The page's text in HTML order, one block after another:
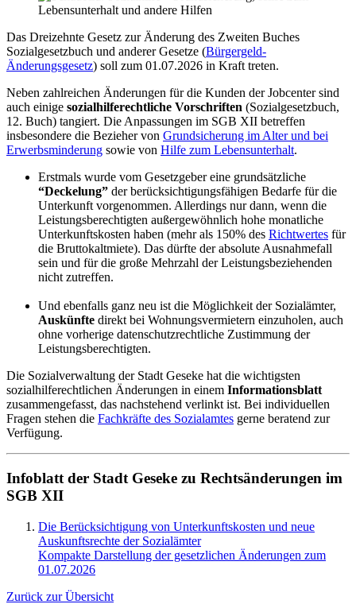
Das Dreizehnte Gesetz zur Änderung des Zweiten Buches
Sozialgesetzbuch und anderer Gesetze (Bürgergeld-
Änderungsgesetz) soll zum 01.07.2026 in Kraft treten.
Neben zahlreichen Änderungen für die Kunden der Jobcenter sind
auch einige sozialhilferechtliche Vorschriften (Sozialgesetzbuch,
12. Buch) tangiert. Die Anpassungen im SGB XII betreffen
insbesondere die Bezieher von Grundsicherung im Alter und bei
Erwerbsminderung sowie von Hilfe zum Lebensunterhalt.
Erstmals wurde vom Gesetzgeber eine grundsätzliche
“Deckelung” der berücksichtigungsfähigen Bedarfe für die
Unterkunft vorgenommen. Allerdings nur dann, wenn die
Leistungsberechtigten außergewöhnlich hohe monatliche
Unterkunftskosten haben (mehr als 150% des Richtwertes für
die Bruttokaltmiete). Das dürfte der absolute Ausnahmefall
sein und für die große Mehrzahl der Leistungsbeziehenden
nicht zutreffen.
Und ebenfalls ganz neu ist die Möglichkeit der Sozialämter,
Auskünfte direkt bei Wohnungsvermietern einzuholen, auch
ohne vorherige datenschutzrechtliche Zustimmung der
Leistungsberechtigten.
Die Sozialverwaltung der Stadt Geseke hat die wichtigsten
sozialhilferechtlichen Änderungen in einem Informationsblatt
zusammengefasst, das nachstehend verlinkt ist. Bei individuellen
Fragen stehen die Fachkräfte des Sozialamtes gerne beratend zur
Verfügung.
Infoblatt der Stadt Geseke zu Rechtsänderungen im
SGB XII
Die Berücksichtigung von Unterkunftskosten und neue
Auskunftsrechte der Sozialämter
Kompakte Darstellung der gesetzlichen Änderungen zum
01.07.2026
Zurück zur Übersicht